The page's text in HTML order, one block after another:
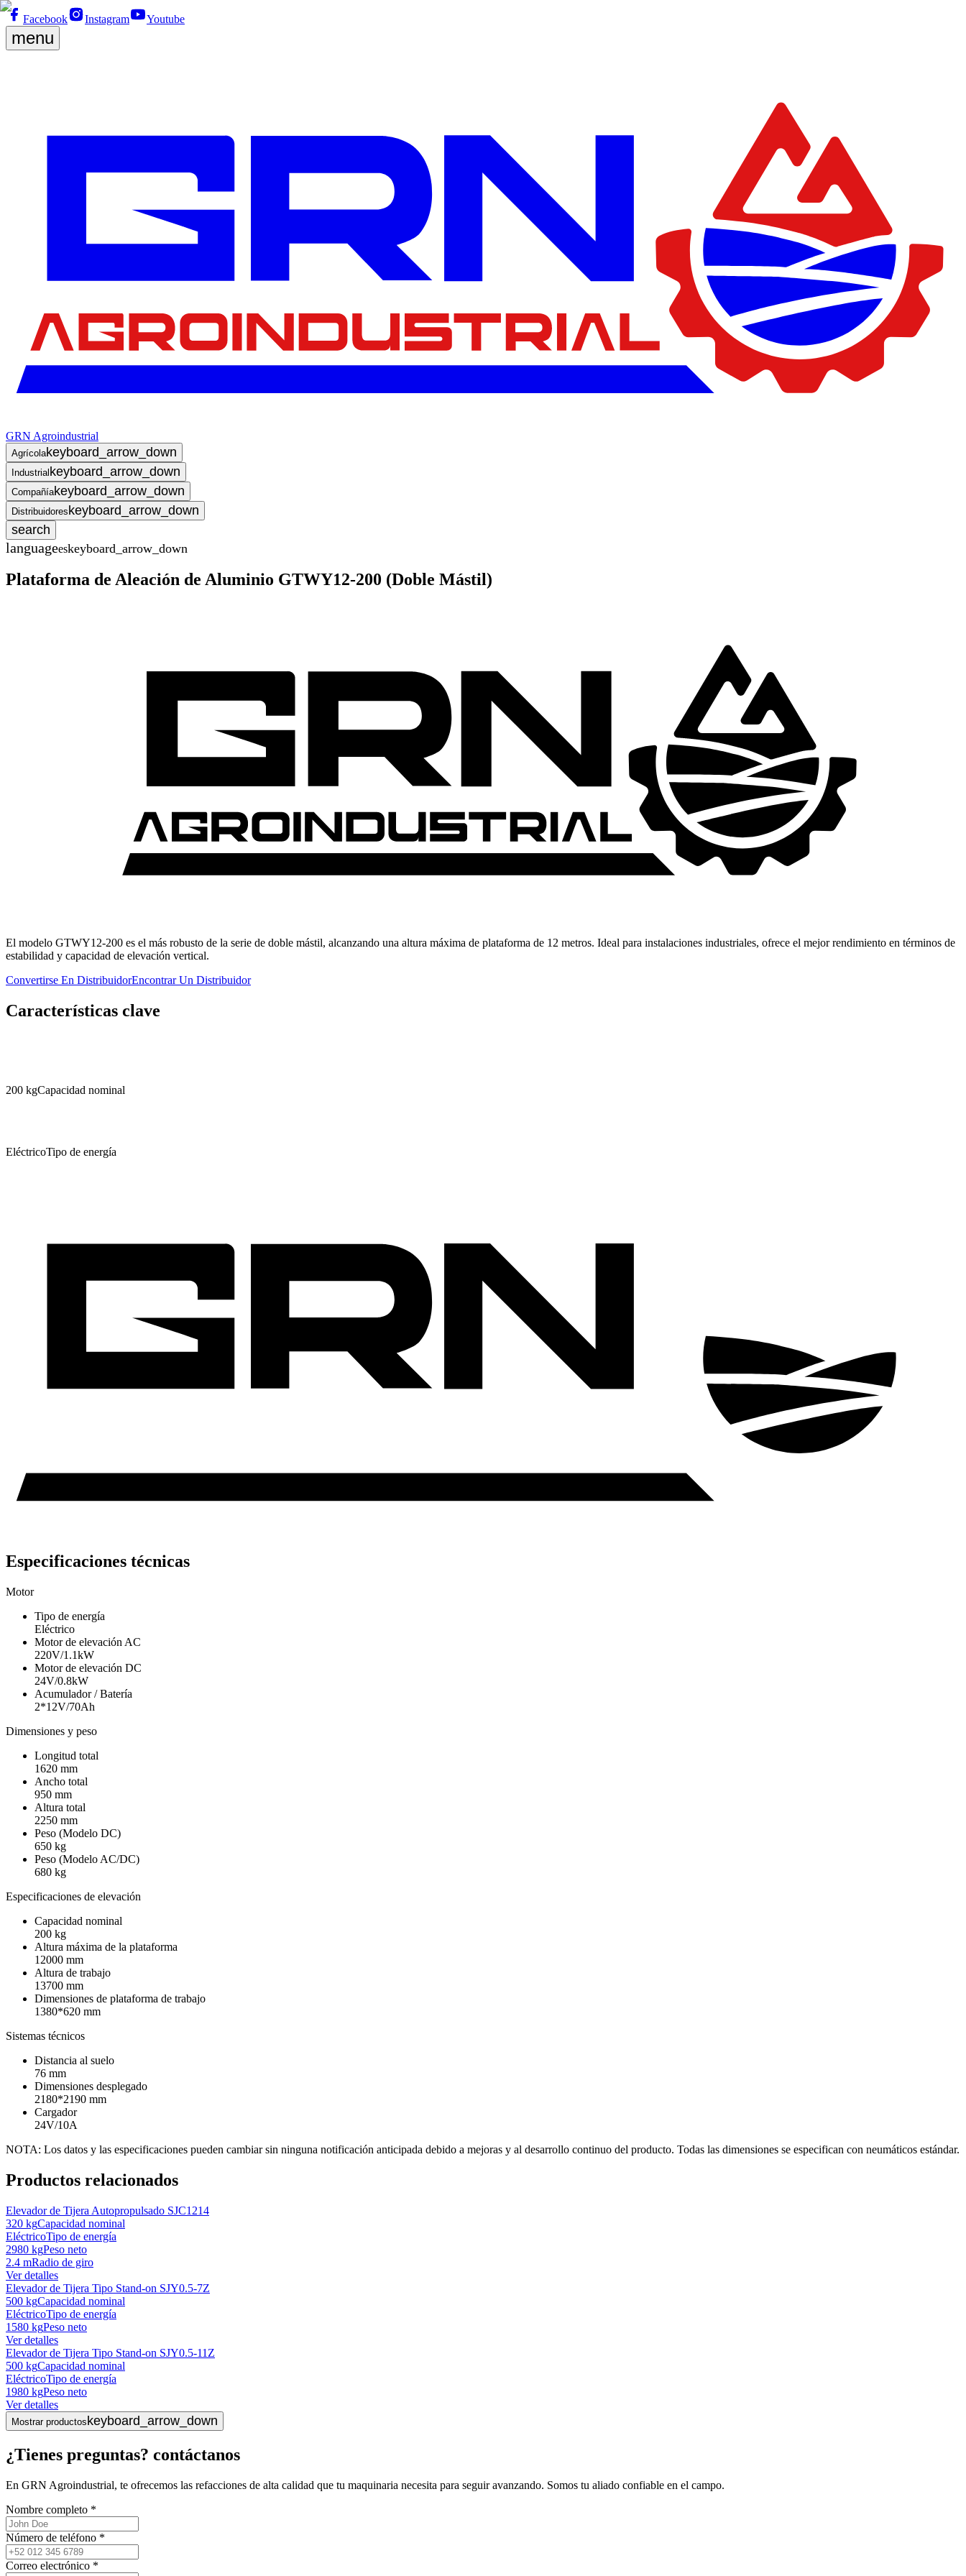
Facebook Instagram Youtube
menu
GRN Agroindustrial
Agrícolakeyboard_arrow_down
Industrialkeyboard_arrow_down
Compañíakeyboard_arrow_down
Distribuidoreskeyboard_arrow_down
search
languageeskeyboard_arrow_down
Plataforma de Aleación de Aluminio GTWY12-200 (Doble Mástil)
El modelo GTWY12-200 es el más robusto de la serie de doble mástil, alcanzando una altura máxima de plataforma de 12 metros. Ideal para instalaciones industriales, ofrece el mejor rendimiento en términos de
estabilidad y capacidad de elevación vertical.
Convertirse En DistribuidorEncontrar Un Distribuidor
Características clave
200 kgCapacidad nominal
EléctricoTipo de energía
Especificaciones técnicas
Motor
Tipo de energía
Eléctrico
Motor de elevación AC
220V/1.1kW
Motor de elevación DC
24V/0.8kW
Acumulador / Batería
2*12V/70Ah
Dimensiones y peso
Longitud total
1620 mm
Ancho total
950 mm
Altura total
2250 mm
Peso (Modelo DC)
650 kg
Peso (Modelo AC/DC)
680 kg
Especificaciones de elevación
Capacidad nominal
200 kg
Altura máxima de la plataforma
12000 mm
Altura de trabajo
13700 mm
Dimensiones de plataforma de trabajo
1380*620 mm
Sistemas técnicos
Distancia al suelo
76 mm
Dimensiones desplegado
2180*2190 mm
Cargador
24V/10A
NOTA: Los datos y las especificaciones pueden cambiar sin ninguna notificación anticipada debido a mejoras y al desarrollo continuo del producto. Todas las dimensiones se especifican con neumáticos estándar.
Productos relacionados
Elevador de Tijera Autopropulsado SJC1214
320 kgCapacidad nominal
EléctricoTipo de energía
2980 kgPeso neto
2.4 mRadio de giro
Ver detalles
Elevador de Tijera Tipo Stand-on SJY0.5-7Z
500 kgCapacidad nominal
EléctricoTipo de energía
1580 kgPeso neto
Ver detalles
Elevador de Tijera Tipo Stand-on SJY0.5-11Z
500 kgCapacidad nominal
EléctricoTipo de energía
1980 kgPeso neto
Ver detalles
Mostrar productos keyboard_arrow_down
¿Tienes preguntas? contáctanos
En GRN Agroindustrial, te ofrecemos las refacciones de alta calidad que tu maquinaria necesita para seguir avanzando. Somos tu aliado confiable en el campo.
Nombre completo *
Número de teléfono *
Correo electrónico *